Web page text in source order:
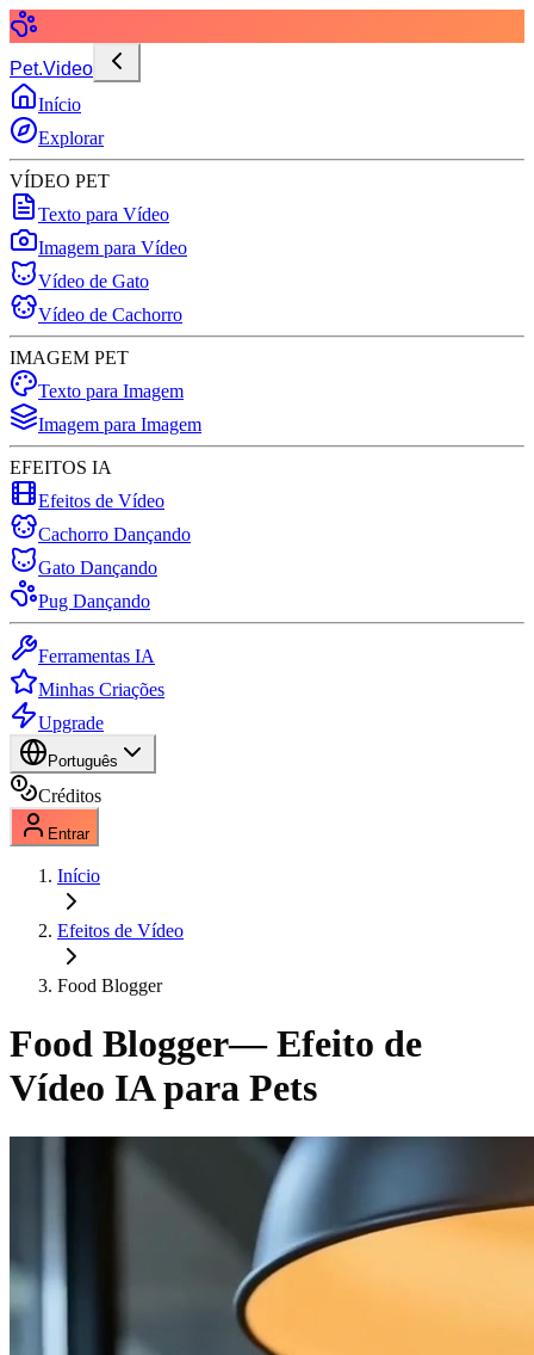
Pet.Video
Início
Explorar
VÍDEO PET
Texto para Vídeo
Imagem para Vídeo
Vídeo de Gato
Vídeo de Cachorro
IMAGEM PET
Texto para Imagem
Imagem para Imagem
EFEITOS IA
Efeitos de Vídeo
Cachorro Dançando
Gato Dançando
Pug Dançando
Ferramentas IA
Minhas Criações
Upgrade
Português
Créditos
Entrar
Início
Efeitos de Vídeo
Food Blogger
Food Blogger— Efeito de
Vídeo IA para Pets